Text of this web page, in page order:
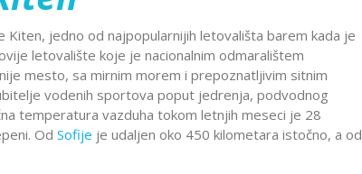
Ohrid
Banje Srbije
Provansa
Rejkjavik
Temišvar
Sankt
Petersburg
jedno od najpopularnijih letovališta barem kada je
letovalište koje je nacionalnim odmaralištem
mesto, sa mirnim morem i prepoznatljivim sitnim
vodenih sportova poput jedrenja, podvodnog
temperatura vazduha tokom letnjih meseci je 28
Od Sofije je udaljen oko 450 kilometara istočno, a od